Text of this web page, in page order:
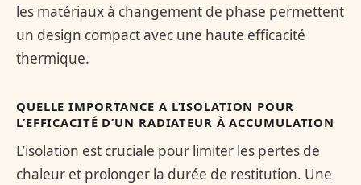
les matériaux à changement de phase permettent
un design compact avec une haute efficacité
thermique.
QUELLE IMPORTANCE A L’ISOLATION POUR
L’EFFICACITÉ D’UN RADIATEUR À ACCUMULATION
L’isolation est cruciale pour limiter les pertes de
chaleur et prolonger la durée de restitution. Une